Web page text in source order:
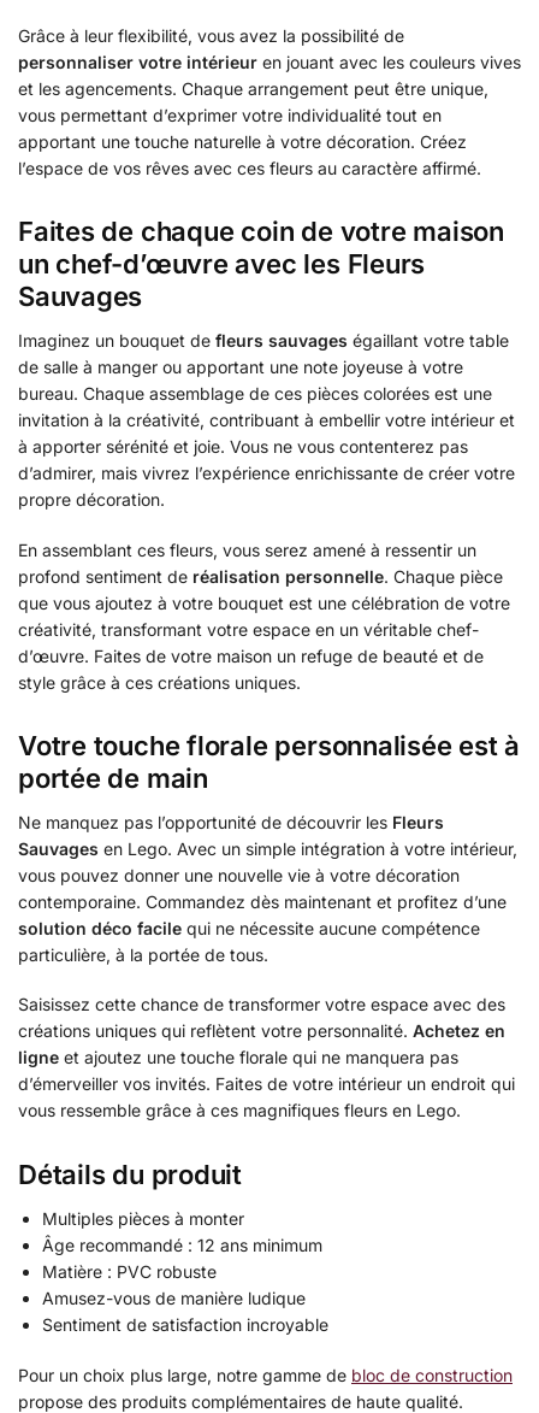
Grâce à leur flexibilité, vous avez la possibilité de
personnaliser votre intérieur en jouant avec les couleurs vives
et les agencements. Chaque arrangement peut être unique,
vous permettant d’exprimer votre individualité tout en
apportant une touche naturelle à votre décoration. Créez
l’espace de vos rêves avec ces fleurs au caractère affirmé.
Faites de chaque coin de votre maison
un chef-d’œuvre avec les Fleurs
Sauvages
Imaginez un bouquet de fleurs sauvages égaillant votre table
de salle à manger ou apportant une note joyeuse à votre
bureau. Chaque assemblage de ces pièces colorées est une
invitation à la créativité, contribuant à embellir votre intérieur et
à apporter sérénité et joie. Vous ne vous contenterez pas
d’admirer, mais vivrez l’expérience enrichissante de créer votre
propre décoration.
En assemblant ces fleurs, vous serez amené à ressentir un
profond sentiment de réalisation personnelle. Chaque pièce
que vous ajoutez à votre bouquet est une célébration de votre
créativité, transformant votre espace en un véritable chef-
d’œuvre. Faites de votre maison un refuge de beauté et de
style grâce à ces créations uniques.
Votre touche florale personnalisée est à
portée de main
Ne manquez pas l’opportunité de découvrir les Fleurs
Sauvages en Lego. Avec un simple intégration à votre intérieur,
vous pouvez donner une nouvelle vie à votre décoration
contemporaine. Commandez dès maintenant et profitez d’une
solution déco facile qui ne nécessite aucune compétence
particulière, à la portée de tous.
Saisissez cette chance de transformer votre espace avec des
créations uniques qui reflètent votre personnalité. Achetez en
ligne et ajoutez une touche florale qui ne manquera pas
d’émerveiller vos invités. Faites de votre intérieur un endroit qui
vous ressemble grâce à ces magnifiques fleurs en Lego.
Détails du produit
Multiples pièces à monter
Âge recommandé : 12 ans minimum
Matière : PVC robuste
Amusez-vous de manière ludique
Sentiment de satisfaction incroyable
Pour un choix plus large, notre gamme de bloc de construction
propose des produits complémentaires de haute qualité.